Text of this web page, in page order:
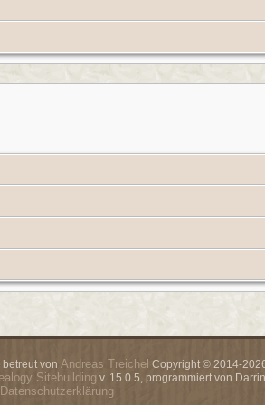
von Andreas Treichel Copyright © 2014-
Sitebuilding v. 15.0.5, programmiert von
Datenschutzerklärung